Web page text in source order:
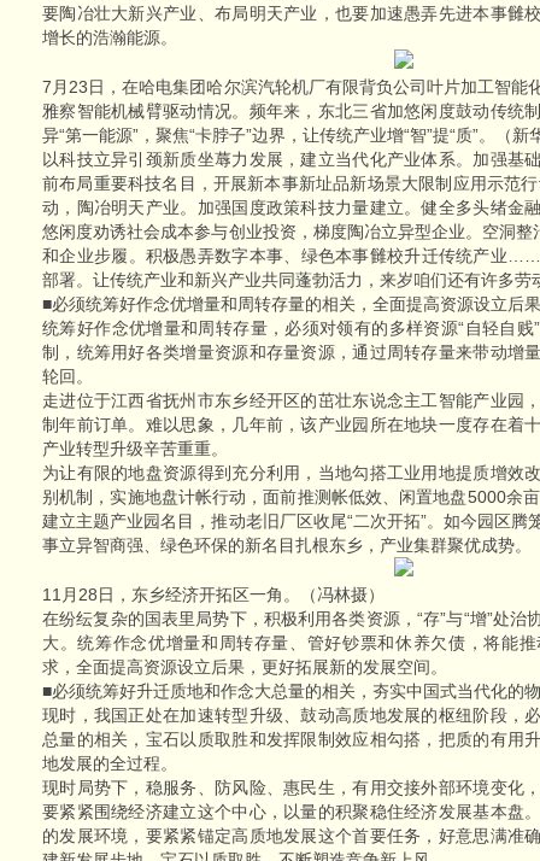
要陶冶壮大新兴产业、布局明天产业，也要加速愚弄先进本事雠
增长的浩瀚能源。
7月23日，在哈电集团哈尔滨汽轮机厂有限背负公司叶片加工智能
雅察智能机械臂驱动情况。频年来，东北三省加悠闲度鼓动传统
异“第一能源”，聚焦“卡脖子”边界，让传统产业增“智”提“质”。（
以科技立异引颈新质坐蓐力发展，建立当代化产业体系。加强基
前布局重要科技名目，开展新本事新址品新场景大限制应用示范
动，陶冶明天产业。加强国度政策科技力量建立。健全多头绪金
悠闲度劝诱社会成本参与创业投资，梯度陶冶立异型企业。空洞整
和企业步履。积极愚弄数字本事、绿色本事雠校升迁传统产业
部署。让传统产业和新兴产业共同蓬勃活力，来岁咱们还有许多劳
■必须统筹好作念优增量和周转存量的相关，全面提高资源设立后
统筹好作念优增量和周转存量，必须对领有的多样资源“自轻自
制，统筹用好各类增量资源和存量资源，通过周转存量来带动增
轮回。
走进位于江西省抚州市东乡经开区的茁壮东说念主工智能产业园
制年前订单。难以思象，几年前，该产业园所在地块一度存在着
产业转型升级辛苦重重。
为让有限的地盘资源得到充分利用，当地勾搭工业用地提质增效
别机制，实施地盘计帐行动，面前推测帐低效、闲置地盘5000余
建立主题产业园名目，推动老旧厂区收尾“二次开拓”。如今园区腾
事立异智商强、绿色环保的新名目扎根东乡，产业集群聚优成势。
11月28日，东乡经济开拓区一角。（冯林摄）
在纷纭复杂的国表里局势下，积极利用各类资源，“存”与“增”处治
大。统筹作念优增量和周转存量、管好钞票和休养欠债，将能
求，全面提高资源设立后果，更好拓展新的发展空间。
■必须统筹好升迁质地和作念大总量的相关，夯实中国式当代化的
现时，我国正处在加速转型升级、鼓动高质地发展的枢纽阶段，
总量的相关，宝石以质取胜和发挥限制效应相勾搭，把质的有用
地发展的全过程。
现时局势下，稳服务、防风险、惠民生，有用交接外部环境变化
要紧紧围绕经济建立这个中心，以量的积聚稳住经济发展基本盘
的发展环境，要紧紧锚定高质地发展这个首要任务，好意思满准